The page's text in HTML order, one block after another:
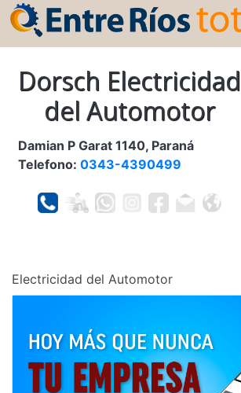
Dorsch Electricidad
del Automotor
Damian P Garat 1140, Paraná
Telefono: 0343-4390499
Electricidad del Automotor